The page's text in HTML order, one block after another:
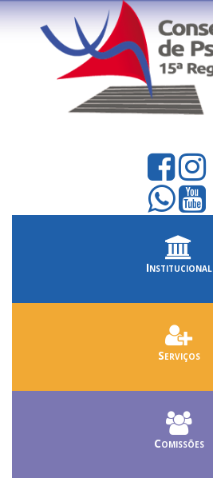
Institucional
Serviços
Comissões